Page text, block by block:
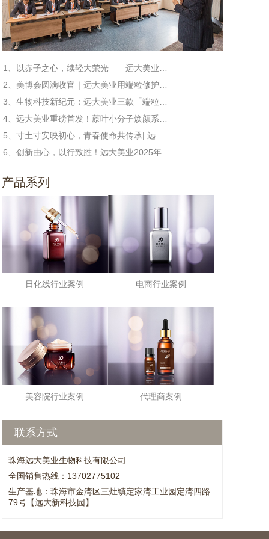
1、以赤子之心，续轻大荣光——远大美业冯敏董事长与校友共话日化新篇章
2、美博会圆满收官｜远大美业用端粒修护科技，守护每一份健康与美丽!
3、生物科技新纪元：远大美业三款「端粒修护」新品定义未来护肤
4、远大美业重磅首发！蒝叶小分子焕颜系列，解锁端粒修护新科技
5、寸土寸安映初心，青春使命共传承| 远大美业全民国家安全教育日特别活动
6、创新由心，以行致胜！远大美业2025年度盛典暨表彰大会圆满收官！
产品系列
日化线行业案例 电商行业案例
美容院行业案例 代理商案例
联系方式
珠海远大美业生物科技有限公司
全国销售热线：13702775102
生产基地：珠海市金湾区三灶镇定家湾工业园定湾四路
79号【远大新科技园】